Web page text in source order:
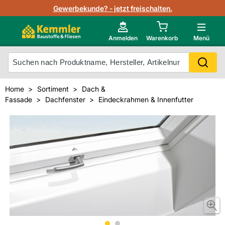
Gewerbekunde? - jetzt freischalten.
Anmelden Warenkorb Menü
Lagerbestand in Echtzeit
Nutzerverwaltung
Photovoltaik Konfigurator
Projektlisten
Technische Daten & Merkblätter
Videos
Neu im Onlineshop?
Mein Konto
Meistverkaufte Produkte
Kunden kauften auch
Home Sortiment
Dach &
Fassade
Dachfenster Eindeckrahmen & Innenfutter